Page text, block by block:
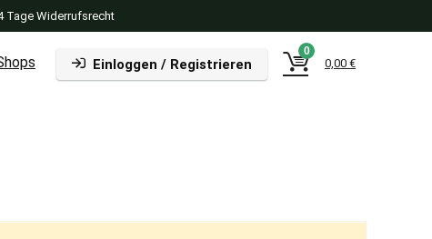
Tage Widerrufsrecht
Einloggen / Registrieren
0
0,00 €